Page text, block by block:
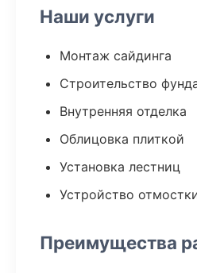
Наши услуги
Монтаж сайдинга
Строительство
Внутренняя отделка
Облицовка плиткой
Установка лестниц
Устройство
Преимущества